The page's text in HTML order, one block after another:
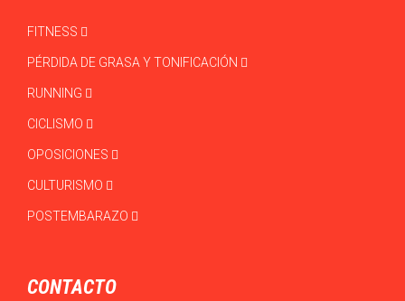
FITNESS
PÉRDIDA DE GRASA Y TONIFICACIÓN
RUNNING
CICLISMO
OPOSICIONES
CULTURISMO
POSTEMBARAZO
CONTACTO